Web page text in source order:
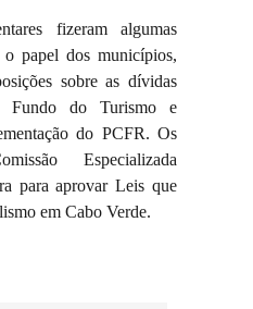
fizeram algumas
o papel dos municípios,
sobre as dívidas
do Turismo e
do PCFR. Os
Especializada
para aprovar Leis que
em Cabo Verde.